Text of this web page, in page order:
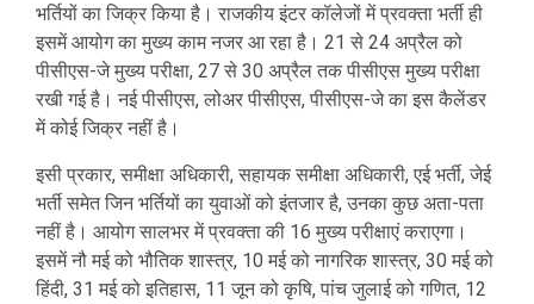
भर्तियों का जिक्र किया है। राजकीय इंटर कॉलेजों में प्रवक्ता भर्ती ही
इसमें आयोग का मुख्य काम नजर आ रहा है। 21 से 24 अप्रैल को
पीसीएस-जे मुख्य परीक्षा, 27 से 30 अप्रैल तक पीसीएस मुख्य परीक्षा
रखी गई है। नई पीसीएस, लोअर पीसीएस, पीसीएस-जे का इस कैलेंडर
में कोई जिक्र नहीं है।
इसी प्रकार, समीक्षा अधिकारी, सहायक समीक्षा अधिकारी, एई भर्ती, जेई
भर्ती समेत जिन भर्तियों का युवाओं को इंतजार है, उनका कुछ अता-पता
नहीं है। आयोग सालभर में प्रवक्ता की 16 मुख्य परीक्षाएं कराएगा।
इसमें नौ मई को भौतिक शास्त्र, 10 मई को नागरिक शास्त्र, 30 मई को
हिंदी, 31 मई को इतिहास, 11 जून को कृषि, पांच जुलाई को गणित, 12